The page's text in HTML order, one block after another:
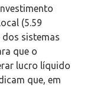
(5.59
dos sistemas
que o
lucro líquido
que, em